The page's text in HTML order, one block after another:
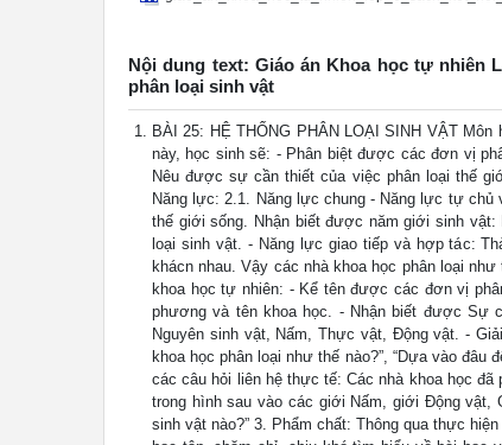
Nội dung text: Giáo án Khoa học tự nhiên
phân loại sinh vật
BÀI 25: HỆ THỐNG PHÂN LOẠI SINH VẬT
này, học sinh sẽ: - Phân biệt được các đơn vị
Nêu được sự cần thiết của việc phân loại thế
Năng lực: 2.1. Năng lực chung - Năng lực tự
thế giới sống. Nhận biết được năm giới sinh
loại sinh vật. - Năng lực giao tiếp và hợp tác:
khácn nhau. Vậy các nhà khoa học phân loại
khoa học tự nhiên: - Kể tên được các đơn vị
phương và tên khoa học. - Nhận biết được Sự
Nguyên sinh vật, Nấm, Thực vật, Động vật. -
khoa học phân loại như thế nào?”, “Dựa vào
các câu hỏi liên hệ thực tế: Các nhà khoa học đã
trong hình sau vào các giới Nấm, giới Động vật,
sinh vật nào?” 3. Phẩm chất: Thông qua thực